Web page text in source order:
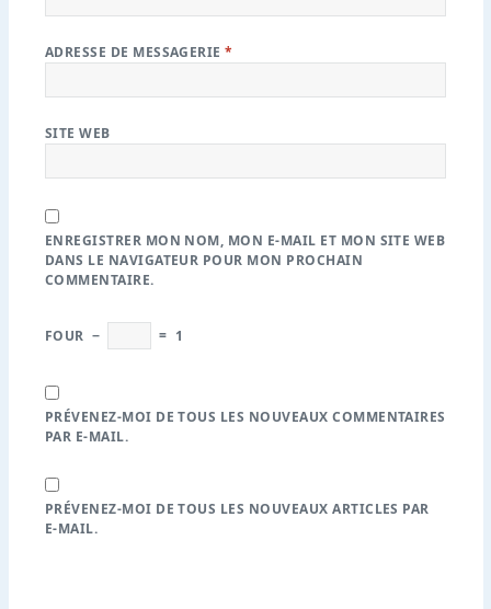
ADRESSE DE MESSAGERIE*
SITE WEB
ENREGISTRER MON NOM, MON E-MAIL ET MON SITE WEB
DANS LE NAVIGATEUR POUR MON PROCHAIN
COMMENTAIRE.
FOUR − = 1
PRÉVENEZ-MOI DE TOUS LES NOUVEAUX COMMENTAIRES
PAR E-MAIL.
PRÉVENEZ-MOI DE TOUS LES NOUVEAUX ARTICLES PAR
E-MAIL.